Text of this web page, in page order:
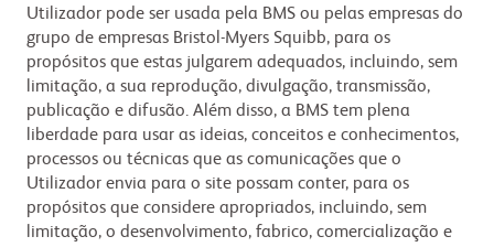
Utilizador pode ser usada pela BMS ou pelas empresas do
grupo de empresas Bristol-Myers Squibb, para os
propósitos que estas julgarem adequados, incluindo, sem
limitação, a sua reprodução, divulgação, transmissão,
publicação e difusão. Além disso, a BMS tem plena
liberdade para usar as ideias, conceitos e conhecimentos,
processos ou técnicas que as comunicações que o
Utilizador envia para o site possam conter, para os
propósitos que considere apropriados, incluindo, sem
limitação, o desenvolvimento, fabrico, comercialização e